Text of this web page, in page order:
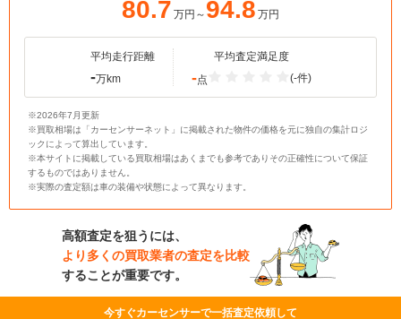
80.7 万円～ 94.8 万円
平均走行距離
-万km
平均査定満足度
-点 (-件)
※2026年7月更新
※買取相場は「カーセンサーネット」に掲載された物件の価格を元に独自の集計ロジ
ックによって算出しています。
※本サイトに掲載している買取相場はあくまでも参考でありその正確性について保証
するものではありません。
※実際の査定額は車の装備や状態によって異なります。
高額査定を狙うには、
より多くの買取業者の査定を比較
することが重要です。
今すぐカーセンサーで一括査定依頼して